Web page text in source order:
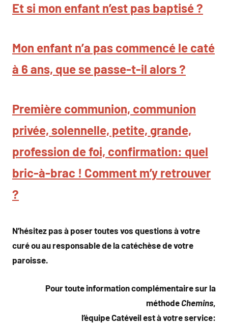
Et si mon enfant n’est pas baptisé ?
Mon enfant n’a pas commencé le caté
à 6 ans, que se passe-t-il alors ?
Première communion, communion
privée, solennelle, petite, grande,
profession de foi, confirmation: quel
bric-à-brac ! Comment m’y retrouver
?
N’hésitez pas à poser toutes vos questions à votre
curé ou au responsable de la catéchèse de votre
paroisse.
Pour toute information complémentaire sur la
méthode Chemins
l’équipe Catéveil est à votre service: